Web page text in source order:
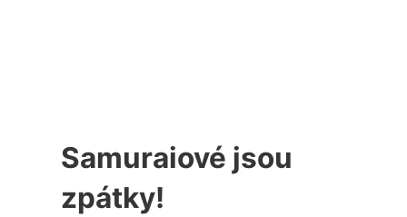
Samuraiové jsou
zpátky!